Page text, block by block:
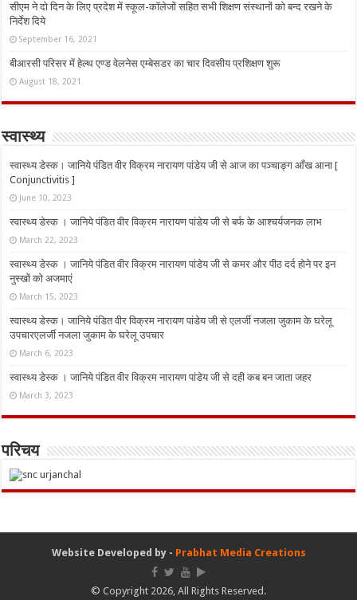
सीएम ने दो दिन के लिए प्रदेश में स्कूल-कॉलेजों सहित सभी शिक्षण संस्थानों को बन्द रखने के
निर्देश दिये
September 16, 2021
बीआरसी परिसर में हेल्थ एण्ड वेलनेस एम्बेसडर का चार दिवसीय प्रशिक्षण शुरू
August 18, 2021
स्वास्थ्य
स्वास्थ्य डेस्क। जानिये पंडित वीर विक्रम नारायण पांडेय जी से आज का पञ्चाङ्ग आँख आना [
Conjunctivitis ]
June 10, 2023
स्वास्थ्य डेस्क । जानिये पंडित वीर विक्रम नारायण पांडेय जी से बर्फ के आश्चर्यजनक लाभ
March 22, 2023
स्वास्थ्य डेस्क । जानिये पंडित वीर विक्रम नारायण पांडेय जी से कमर और पीठ दर्द होने पर इन
नुस्‍खों को अजमाएं
March 15, 2023
स्वास्थ्य डेस्क। जानिये पंडित वीर विक्रम नारायण पांडेय जी से एलर्जी नजला जुकाम के घरेलू
उपचारएलर्जी नजला जुकाम के घरेलू उपचार
March 6, 2023
स्वास्थ्य डेस्क । जानिये पंडित वीर विक्रम नारायण पांडेय जी से दही कब बन जाता जहर
March 3, 2023
परिचय
Website Developed by - Prabhat Media Creations
© Copyright 2026, All Rights Reserved.